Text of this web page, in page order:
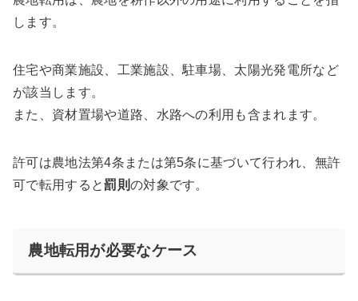
します。
住宅や商業施設、工業施設、駐車場、太陽光発電所など
が該当します。
また、資材置場や道路、水路への利用も含まれます。
許可は農地法第4条または第5条に基づいて行われ、無許
可で転用すると罰則の対象です。
農地転用が必要なケース